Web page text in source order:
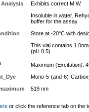
Analysis
Exhibits correct M.W.
Insoluble in water.
buffer for the assay.
Store at -20°C with
This vial contains
(pH 8.5)
Maximum (Excitation):
Mono-5-(and-6)-
519 nm
or click the reference tab on the